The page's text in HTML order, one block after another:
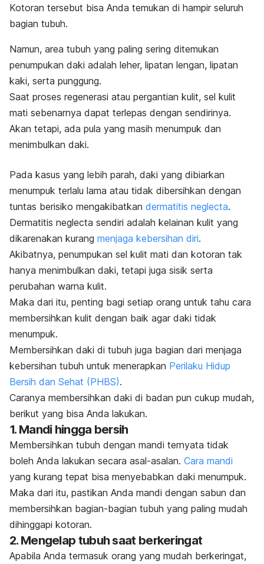
Kotoran tersebut bisa Anda temukan di hampir seluruh
bagian tubuh.
Namun, area tubuh yang paling sering ditemukan
penumpukan daki adalah leher, lipatan lengan, lipatan
kaki, serta punggung.
Saat proses regenerasi atau pergantian kulit, sel kulit
mati sebenarnya dapat terlepas dengan sendirinya.
Akan tetapi, ada pula yang masih menumpuk dan
menimbulkan daki.
Pada kasus yang lebih parah, daki yang dibiarkan
menumpuk terlalu lama atau tidak dibersihkan dengan
tuntas berisiko mengakibatkan dermatitis neglecta.
Dermatitis neglecta sendiri adalah kelainan kulit yang
dikarenakan kurang menjaga kebersihan diri.
Akibatnya, penumpukan sel kulit mati dan kotoran tak
hanya menimbulkan daki, tetapi juga sisik serta
perubahan warna kulit.
Maka dari itu, penting bagi setiap orang untuk tahu cara
membersihkan kulit dengan baik agar daki tidak
menumpuk.
Membersihkan daki di tubuh juga bagian dari menjaga
kebersihan tubuh untuk menerapkan Perilaku Hidup
Bersih dan Sehat (PHBS).
Caranya membersihkan daki di badan pun cukup mudah,
berikut yang bisa Anda lakukan.
1. Mandi hingga bersih
Membersihkan tubuh dengan mandi ternyata tidak
boleh Anda lakukan secara asal-asalan. Cara mandi
yang kurang tepat bisa menyebabkan daki menumpuk.
Maka dari itu, pastikan Anda mandi dengan sabun dan
membersihkan bagian-bagian tubuh yang paling mudah
dihinggapi kotoran.
2. Mengelap tubuh saat berkeringat
Apabila Anda termasuk orang yang mudah berkeringat,